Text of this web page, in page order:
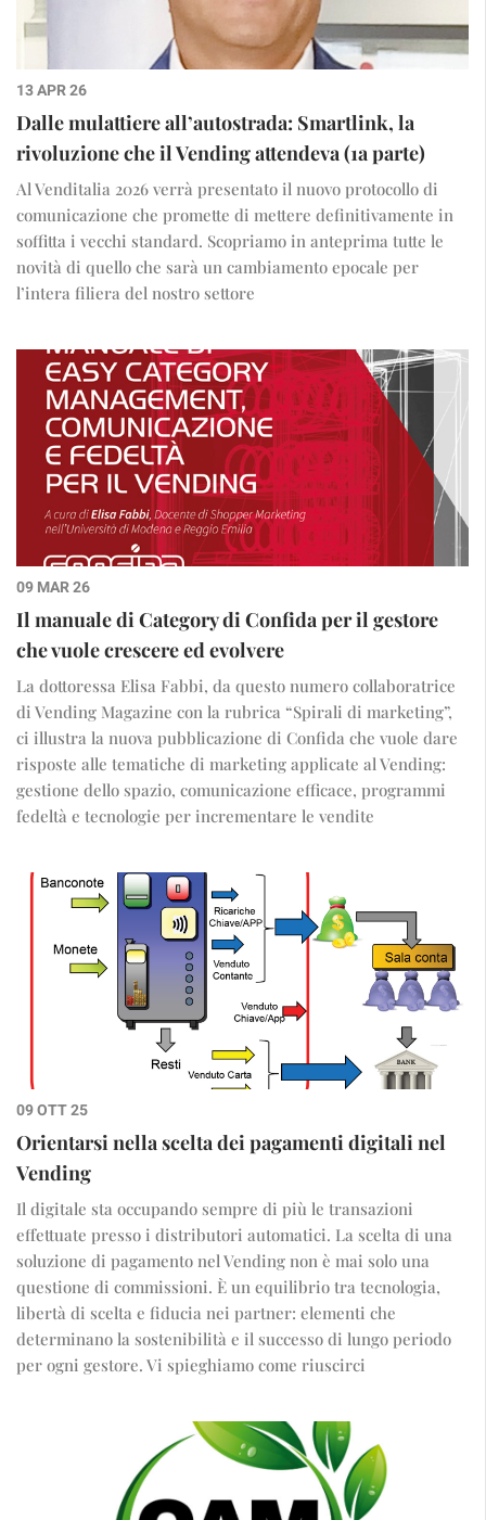
13 APR 26
Dalle mulattiere all’autostrada: Smartlink, la
rivoluzione che il Vending attendeva (1a parte)
Al Venditalia 2026 verrà presentato il nuovo protocollo di
comunicazione che promette di mettere definitivamente in
soffitta i vecchi standard. Scopriamo in anteprima tutte le
novità di quello che sarà un cambiamento epocale per
l’intera filiera del nostro settore
09 MAR 26
Il manuale di Category di Confida per il gestore
che vuole crescere ed evolvere
La dottoressa Elisa Fabbi, da questo numero collaboratrice
di Vending Magazine con la rubrica “Spirali di marketing”,
ci illustra la nuova pubblicazione di Confida che vuole dare
risposte alle tematiche di marketing applicate al Vending:
gestione dello spazio, comunicazione efficace, programmi
fedeltà e tecnologie per incrementare le vendite
09 OTT 25
Orientarsi nella scelta dei pagamenti digitali nel
Vending
Il digitale sta occupando sempre di più le transazioni
effettuate presso i distributori automatici. La scelta di una
soluzione di pagamento nel Vending non è mai solo una
questione di commissioni. È un equilibrio tra tecnologia,
libertà di scelta e fiducia nei partner: elementi che
determinano la sostenibilità e il successo di lungo periodo
per ogni gestore. Vi spieghiamo come riuscirci